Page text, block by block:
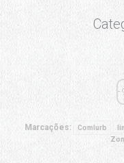
Marcações: Comlurb